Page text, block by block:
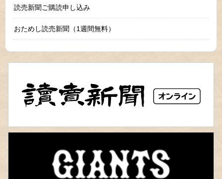
読売新聞ご購読申し込み
おためし読売新聞（1週間無料）